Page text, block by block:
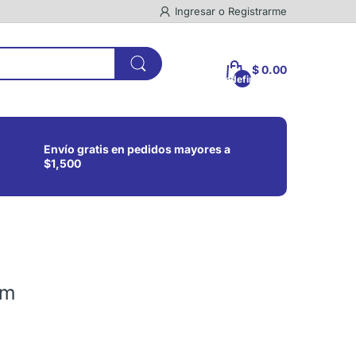
Ingresar o Registrarme
undefined
$ 0.00
Envío gratis en pedidos mayores a
$1,500